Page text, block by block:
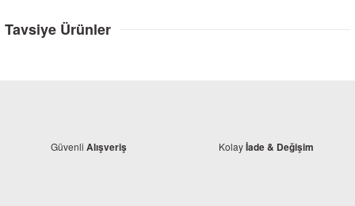
Tavsiye Ürünler
Güvenli Alışveriş Kolayİade & Değişim